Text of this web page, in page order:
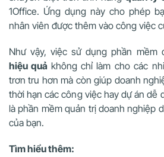
1Office. Ứng dụng này cho phép
nhân viên được thêm vào công việc
Như vậy, việc sử dụng phần mềm
hiệu quả không chỉ làm cho các
trơn tru hơn mà còn giúp doanh
thời hạn các công việc hay dự án dễ
là phần mềm quản trị doanh nghiệp
của bạn.
Tìm hiểu thêm: